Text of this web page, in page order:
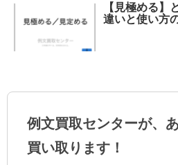
【見極める】
違いと使い方
例文買取センターが、
買い取ります！